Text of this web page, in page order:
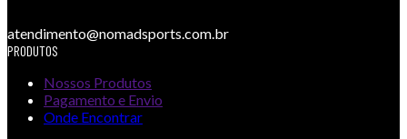
atendimento@nomadsports.com.br
PRODUTOS
Nossos Produtos
Pagamento e Envio
Onde Encontrar